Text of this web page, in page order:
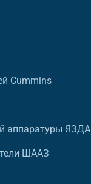
Cummins
аппаратуры ЯЗДА
ШААЗ